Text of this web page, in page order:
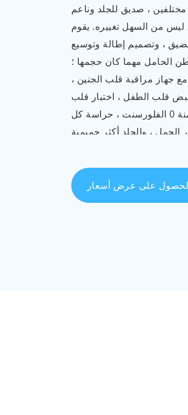
، صديق للجلد وناعم
من السهل تغييره. يقوم
، وتصميم إطالة وتوسيع
الحامل مهما كان حجمها ؛
جهاز مراقبة قلب الجنين ،
قلب الطفل ، اختبار قلب
الجنين حوالي 20 دقيقة. مادة آمنة 0 الفلورسنت ، حراسة كل
الحمل ، والجلد أكثر حميمية